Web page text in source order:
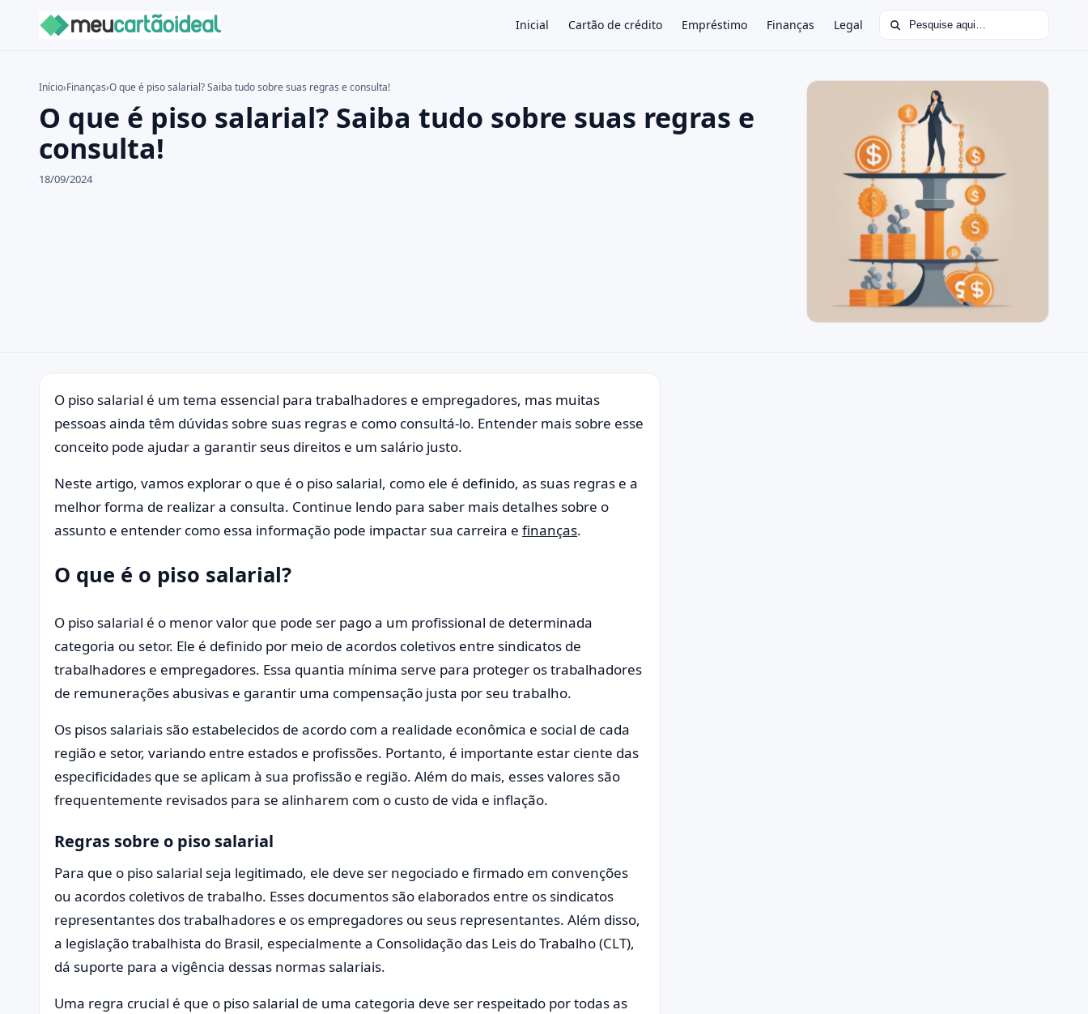
Inicial Cartão de crédito Empréstimo Finanças Legal Buscar por:
Buscar no site ×
Buscar por:
Pressione Enter para buscar ou ESC para fechar.
Início›Finanças›O que é piso salarial? Saiba tudo sobre suas regras e consulta!
O que é piso salarial? Saiba tudo sobre suas regras e
consulta!
18/09/2024
O piso salarial é um tema essencial para trabalhadores e empregadores, mas muitas
pessoas ainda têm dúvidas sobre suas regras e como consultá-lo. Entender mais sobre esse
conceito pode ajudar a garantir seus direitos e um salário justo.
Neste artigo, vamos explorar o que é o piso salarial, como ele é definido, as suas regras e a
melhor forma de realizar a consulta. Continue lendo para saber mais detalhes sobre o
assunto e entender como essa informação pode impactar sua carreira e finanças.
O que é o piso salarial?
O piso salarial é o menor valor que pode ser pago a um profissional de determinada
categoria ou setor. Ele é definido por meio de acordos coletivos entre sindicatos de
trabalhadores e empregadores. Essa quantia mínima serve para proteger os trabalhadores
de remunerações abusivas e garantir uma compensação justa por seu trabalho.
Os pisos salariais são estabelecidos de acordo com a realidade econômica e social de cada
região e setor, variando entre estados e profissões. Portanto, é importante estar ciente das
especificidades que se aplicam à sua profissão e região. Além do mais, esses valores são
frequentemente revisados para se alinharem com o custo de vida e inflação.
Regras sobre o piso salarial
Para que o piso salarial seja legitimado, ele deve ser negociado e firmado em convenções
ou acordos coletivos de trabalho. Esses documentos são elaborados entre os sindicatos
representantes dos trabalhadores e os empregadores ou seus representantes. Além disso,
a legislação trabalhista do Brasil, especialmente a Consolidação das Leis do Trabalho (CLT),
dá suporte para a vigência dessas normas salariais.
Uma regra crucial é que o piso salarial de uma categoria deve ser respeitado por todas as